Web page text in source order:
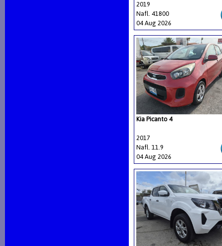
2019
Nafl. 41800
04 Aug 2026
Kia Picanto 4
2017
Nafl. 11.9
04 Aug 2026